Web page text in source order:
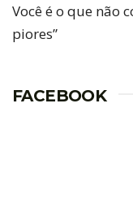
Você é o que não
piores”
FACEBOOK